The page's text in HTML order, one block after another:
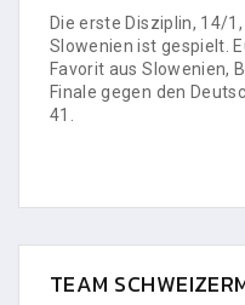
Die erste Disziplin, 14/
Slowenien ist gespielt.
Favorit aus Slowenien,
Finale gegen den
41.
TEAM